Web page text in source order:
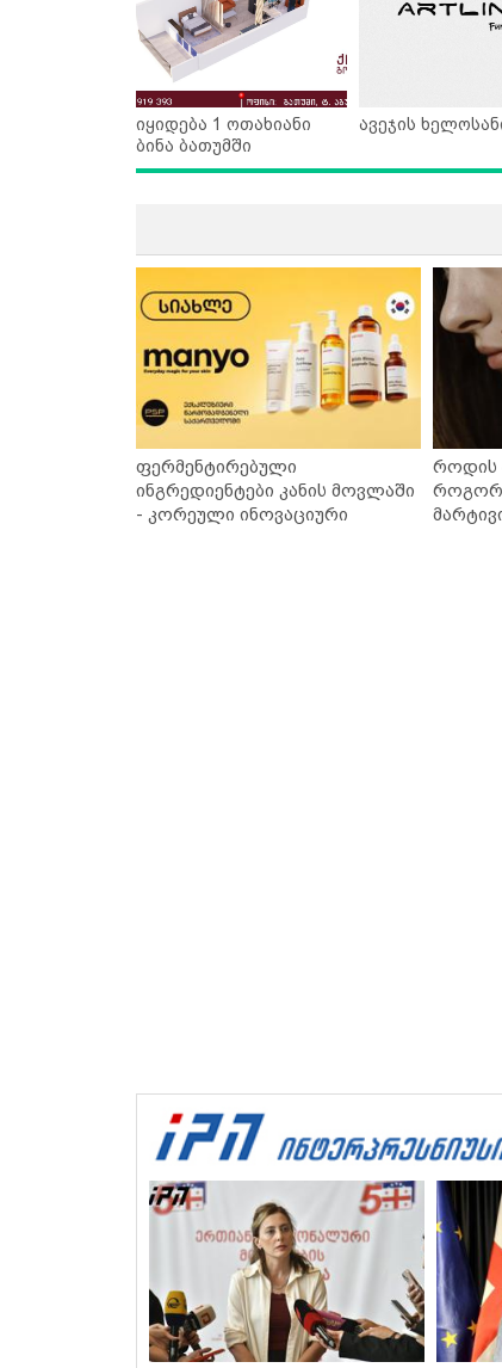
იყიდება 1 ოთახიანი
ბინა ბათუმში
ავეჯის
ფერმენტირებული
ინგრედიენტები კანის მოვლაში
- კორეული ინოვაციური
როდის